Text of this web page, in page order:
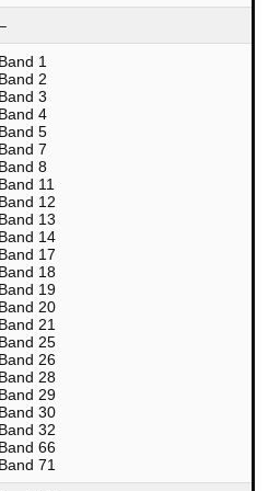
Band 1
Band 2
Band 3
Band 4
Band 5
Band 7
Band 8
Band 11
Band 12
Band 13
Band 14
Band 17
Band 18
Band 19
Band 20
Band 21
Band 25
Band 26
Band 28
Band 29
Band 30
Band 32
Band 66
Band 71